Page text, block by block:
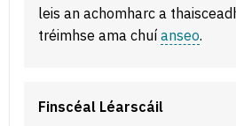
leis an achomharc a
tréimhse ama chuí anseo.
Finscéal Léarscáil